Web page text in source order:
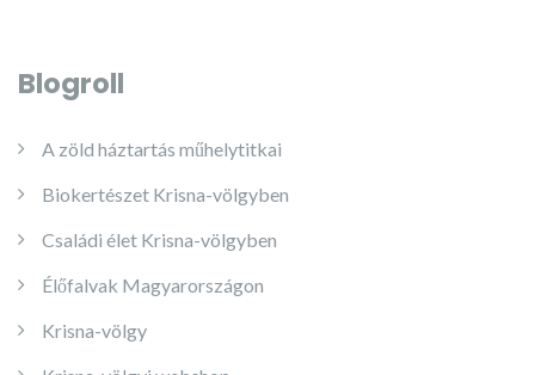
Blogroll
A zöld háztartás műhelytitkai
Biokertészet Krisna-völgyben
Családi élet Krisna-völgyben
Élőfalvak Magyarországon
Krisna-völgy